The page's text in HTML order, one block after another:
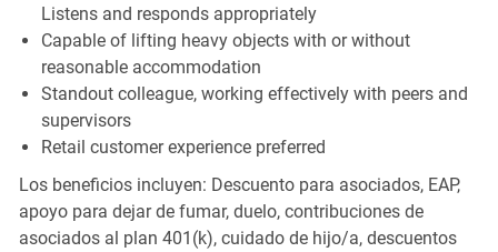
Listens and responds appropriately
Capable of lifting heavy objects with or without
reasonable accommodation
Standout colleague, working effectively with peers and
supervisors
Retail customer experience preferred
Los beneficios incluyen: Descuento para asociados, EAP,
apoyo para dejar de fumar, duelo, contribuciones de
asociados al plan 401(k), cuidado de hijo/a, descuentos